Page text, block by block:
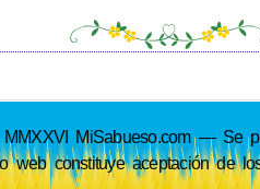
MiSabueso.com — Se
web constituye aceptación de